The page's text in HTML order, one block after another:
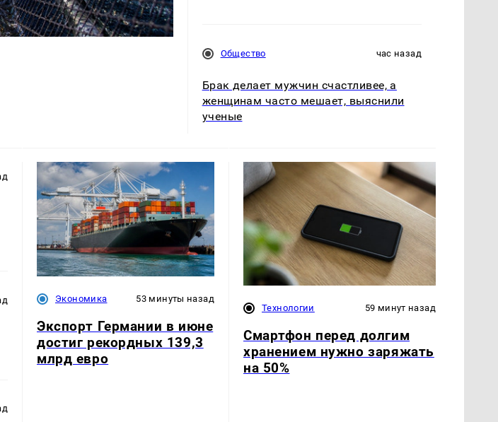
Общество час назад
Брак делает мужчин счастливее, а
женщинам часто мешает, выяснили
ученые
Экономика 53 минуты назад
Экспорт Германии в июне
достиг рекордных 139,3
млрд евро
Технологии 59 минут назад
Смартфон перед долгим
хранением нужно заряжать
на 50%